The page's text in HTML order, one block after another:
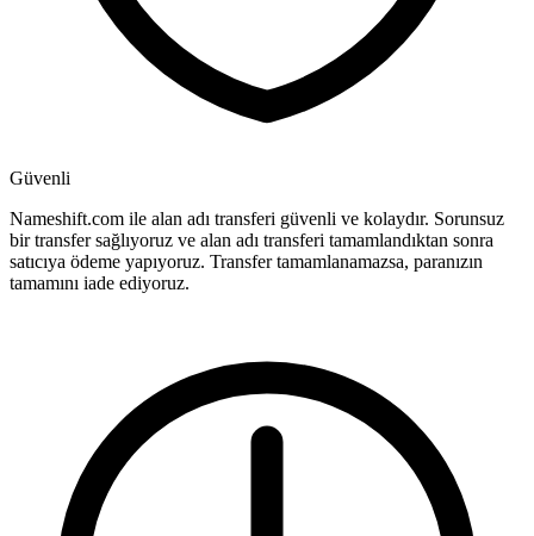
Güvenli
Nameshift.com ile alan adı transferi güvenli ve kolaydır. Sorunsuz
bir transfer sağlıyoruz ve alan adı transferi tamamlandıktan sonra
satıcıya ödeme yapıyoruz. Transfer tamamlanamazsa, paranızın
tamamını iade ediyoruz.